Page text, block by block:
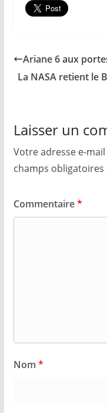
Ariane 6 aux
La NASA retient le
Laisser un
Votre adresse e-
champs
Commentaire*
Nom *